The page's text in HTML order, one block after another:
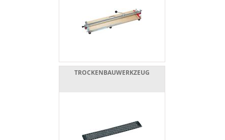
TROCKENBAUWERKZEUG